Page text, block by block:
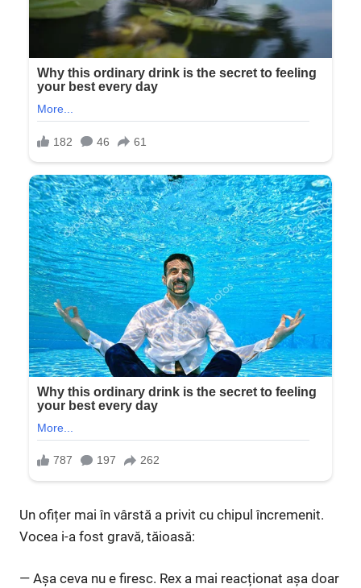
Un ofițer mai în vârstă a privit cu chipul încremenit.
Vocea i-a fost gravă, tăioasă:
— Așa ceva nu e firesc. Rex a mai reacționat așa doar